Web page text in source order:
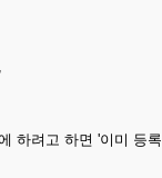
하려고 하면 '이미 등